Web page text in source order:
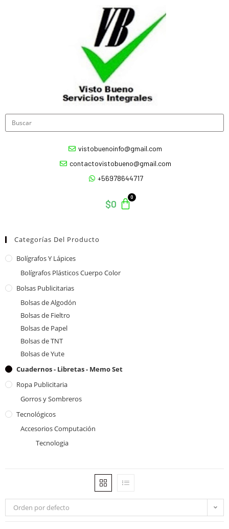
vistobuenoinfo@gmail.com
contactovistobueno@gmail.com
+56978644717
$0
Categorías Del Producto
Bolígrafos Y Lápices
Bolígrafos Plásticos Cuerpo Color
Bolsas Publicitarias
Bolsas de Algodón
Bolsas de Fieltro
Bolsas de Papel
Bolsas de TNT
Bolsas de Yute
Cuadernos - Libretas - Memo Set
Ropa Publicitaria
Gorros y Sombreros
Tecnológicos
Accesorios Computación
Tecnologia
Orden por defecto